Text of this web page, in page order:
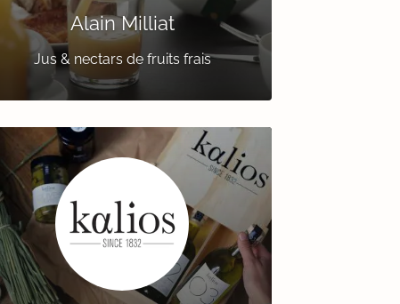
Alain Milliat
Jus & nectars de fruits frais